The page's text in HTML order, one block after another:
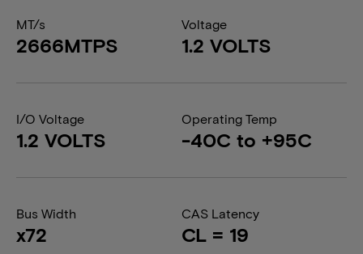
MT/s
2666MTPS
Voltage
1.2 VOLTS
I/O Voltage
1.2 VOLTS
Operating Temp
-40C to +95C
Bus Width
x72
CAS Latency
CL = 19